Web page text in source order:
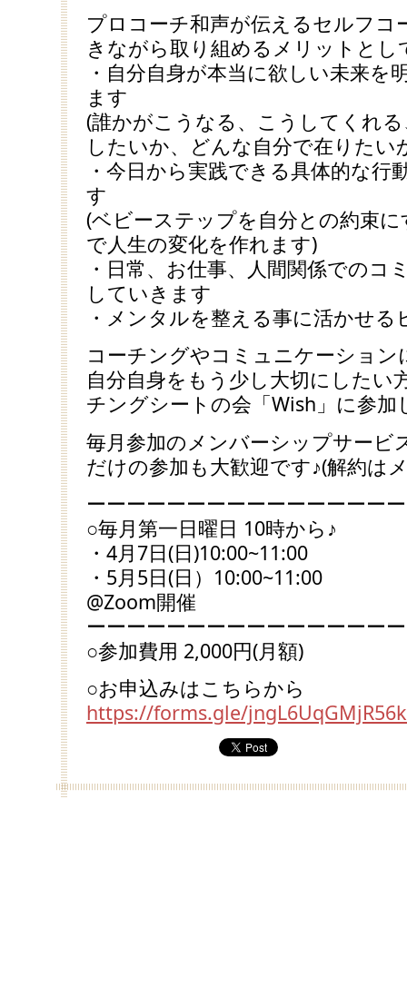
プロコーチ和声が伝えるセルフ
きながら取り組めるメリットとし
・自分自身が本当に欲しい未来を
ます
(誰かがこうなる、こうしてくれ
したいか、どんな自分で在りたい
・今日から実践できる具体的な
す
(ベビーステップを自分との約束
で人生の変化を作れます)
・日常、お仕事、人間関係でのコ
していきます
・メンタルを整える事に活かせ
コーチングやコミュニケーショ
自分自身をもう少し大切にしたい
チングシートの会「Wish」に参
毎月参加のメンバーシップサービ
だけの参加も大歓迎です♪(解約は
ーーーーーーーーーーーーーーーー
○毎月第一日曜日 10時から♪
・4月7日(日)10:00~11:00
・5月5日(日）10:00~11:00
@Zoom開催
ーーーーーーーーーーーーーーーー
○参加費用 2,000円(月額)
○お申込みはこちらから
https://forms.gle/